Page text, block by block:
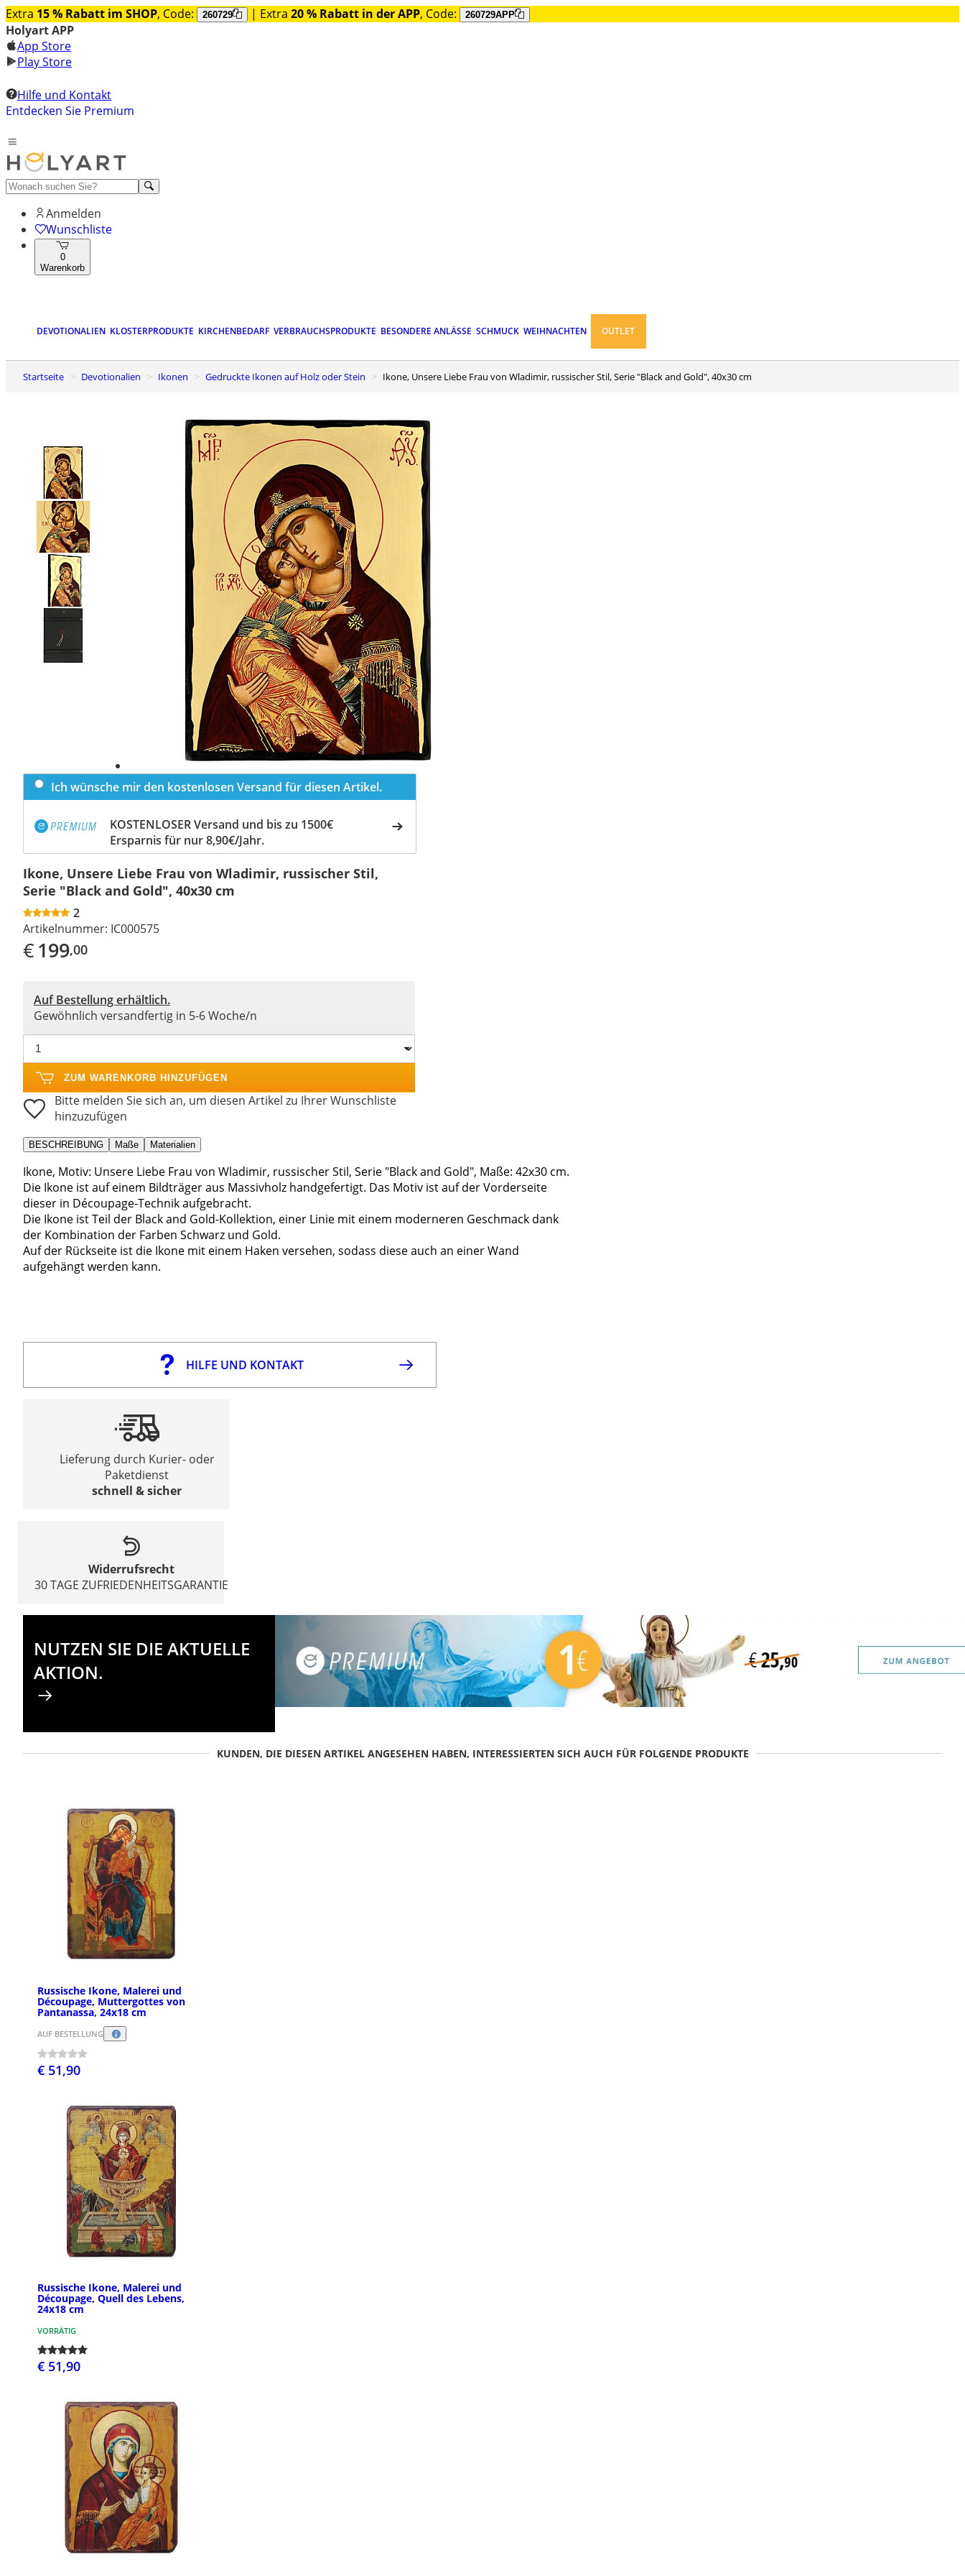
Extra 15 % Rabatt im SHOP, Code: 260729 | Extra 20 % Rabatt in der APP, Code: 260729APP
Holyart APP
App Store
Play Store
Hilfe und Kontakt
Entdecken Sie Premium
Anmelden
Wunschliste
0
Warenkorb
DEVOTIONALIEN KLOSTERPRODUKTE KIRCHENBEDARF VERBRAUCHSPRODUKTE BESONDERE ANLÄSSE SCHMUCK WEIHNACHTEN OUTLET
Startseite Devotionalien Ikonen Gedruckte Ikonen auf Holz oder Stein Ikone, Unsere Liebe Frau von Wladimir, russischer Stil, Serie "Black and Gold", 40x30 cm
Ich wünsche mir den kostenlosen Versand für diesen Artikel.
KOSTENLOSER Versand und bis zu 1500€
Ersparnis für nur 8,90€/Jahr.
Ikone, Unsere Liebe Frau von Wladimir, russischer Stil,
Serie "Black and Gold", 40x30 cm
2
Artikelnummer: IC000575
€199,00
Auf Bestellung erhältlich.
Gewöhnlich versandfertig in 5-6 Woche/n
ZUM WARENKORB HINZUFÜGEN
Bitte melden Sie sich an, um diesen Artikel zu Ihrer Wunschliste
hinzuzufügen
BESCHREIBUNG Maße Materialien
Ikone, Motiv: Unsere Liebe Frau von Wladimir, russischer Stil, Serie "Black and Gold", Maße: 42x30 cm.
Die Ikone ist auf einem Bildträger aus Massivholz handgefertigt. Das Motiv ist auf der Vorderseite
dieser in Découpage-Technik aufgebracht.
Die Ikone ist Teil der Black and Gold-Kollektion, einer Linie mit einem moderneren Geschmack dank
der Kombination der Farben Schwarz und Gold.
Auf der Rückseite ist die Ikone mit einem Haken versehen, sodass diese auch an einer Wand
aufgehängt werden kann.
HILFE UND KONTAKT
Lieferung durch Kurier- oder
Paketdienst
schnell & sicher
Widerrufsrecht
30 TAGE ZUFRIEDENHEITSGARANTIE
NUTZEN SIE DIE AKTUELLE
AKTION.
KUNDEN, DIE DIESEN ARTIKEL ANGESEHEN HABEN, INTERESSIERTEN SICH AUCH FÜR FOLGENDE PRODUKTE
Russische Ikone, Malerei und
Découpage, Muttergottes von
Pantanassa, 24x18 cm
AUF BESTELLUNG
€ 51,90
Russische Ikone, Malerei und
Découpage, Quell des Lebens,
24x18 cm
VORRÄTIG
€ 51,90